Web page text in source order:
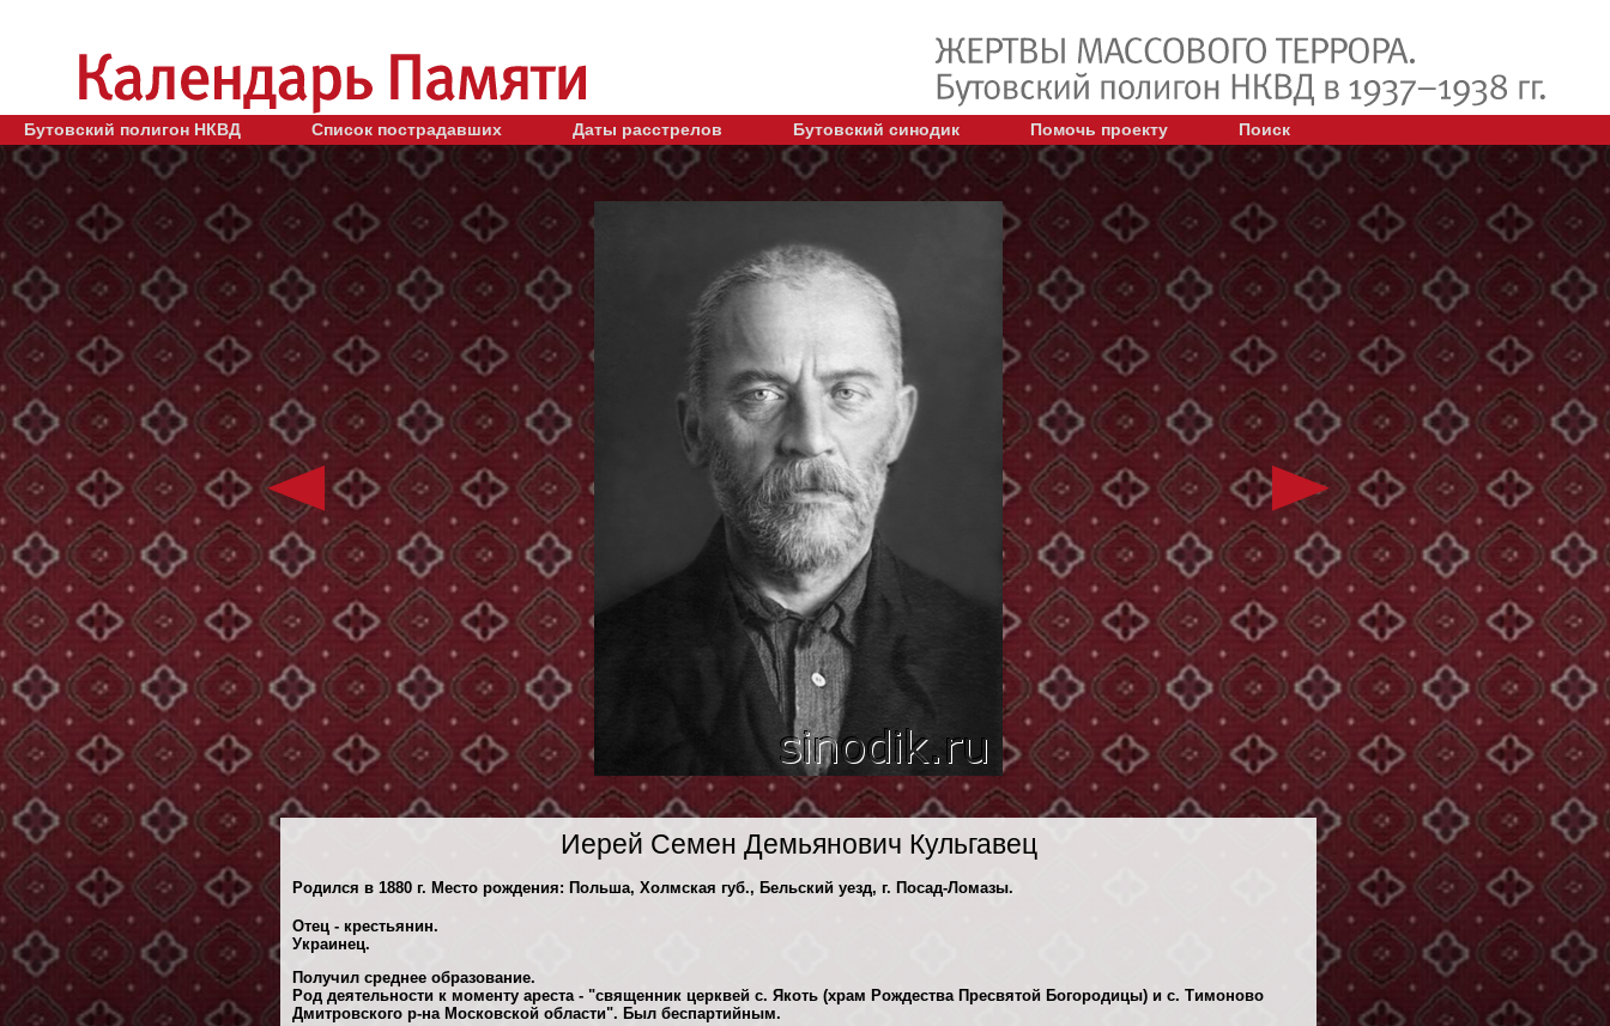
Бутовский полигон НКВД Список пострадавших Даты расстрелов Бутовский синодик Помочь проекту Поиск
Иерей Семен Демьянович Кульгавец
Родился в 1880 г. Место рождения: Польша, Холмская губ., Бельский уезд, г. Посад-Ломазы.
Отец - крестьянин.
Украинец.
Получил среднее образование.
Род деятельности к моменту ареста - "священник церквей с. Якоть (храм Рождества Пресвятой Богородицы) и с. Тимоново
Дмитровского р-на Московской области". Был беспартийным.